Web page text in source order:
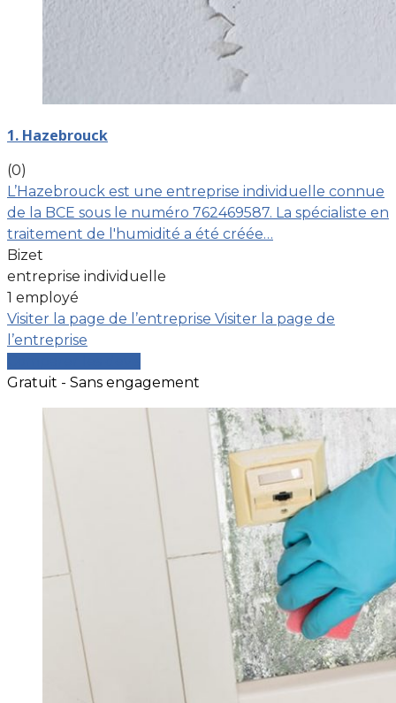
1. Hazebrouck
(0)
L’Hazebrouck est une entreprise individuelle connue
de la BCE sous le numéro 762469587. La spécialiste en
traitement de l'humidité a été créée…
Bizet
entreprise individuelle
1 employé
Visiter la page de l’entreprise Visiter la page de
l’entreprise
Gratuit - Sans engagement